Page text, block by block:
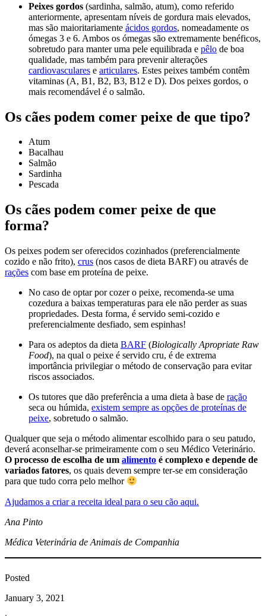
Peixes gordos (sardinha, salmão, atum), como referido
anteriormente, apresentam níveis de gordura mais elevados,
mas são maioritariamente ácidos gordos, nomeadamente os
ómegas 3 e 6. Ambos os ómegas são extremamente benéficos,
sobretudo para manter uma pele equilibrada e pêlo de boa
qualidade, mas também para prevenir alterações
cardiovasculares e articulares. Estes peixes também contêm
vitaminas (A, B1, B2, B3, B12 e D). Dos peixes gordos, o
mais recomendável é o salmão.
Os cães podem comer peixe de que tipo?
Atum
Bacalhau
Salmão
Sardinha
Pescada
Os cães podem comer peixe de que
forma?
Os peixes podem ser oferecidos cozinhados (preferencialmente
cozido e não frito), crus (nos casos de dieta BARF) ou através de
rações com base em proteína de peixe.
No caso de optar por cozer o peixe, recomenda-se uma
cozedura a baixas temperaturas para ele não perder as suas
propriedades. Desta forma, é servido semi-cozido e
preferencialmente desfiado, sem espinhas!
Para os adeptos da dieta BARF (Biologically Apropriate Raw
Food), na qual o peixe é servido cru, é de extrema
importância privilegiar o método de conservação para evitar
riscos associados.
Os tutores que dão preferência a uma dieta à base de ração
seca ou húmida, existem sempre as opções de proteínas de
peixe, sobretudo o salmão.
Qualquer que seja o método alimentar escolhido para o seu patudo,
deverá aconselhar-se primeiramente com o seu Médico Veterinário.
O processo de escolha de um alimento é complexo e depende de
variados fatores, os quais devem sempre ter-se em consideração
para que tudo corra pelo melhor
Ajudamos a criar a receita ideal para o seu cão aqui.
Ana Pinto
Médica Veterinária de Animais de Companhia
Posted
January 3, 2021